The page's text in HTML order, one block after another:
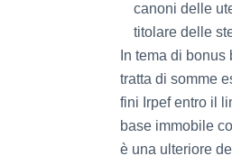
canoni delle
titolare delle
In tema di
tratta di somme
fini Irpef entro il
base immobile
è una ulteriore